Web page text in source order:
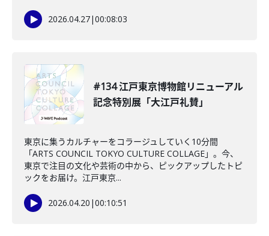
2026.04.27|00:08:03
#134 江戸東京博物館リニューアル
記念特別展「大江戸礼賛」
東京に集うカルチャーをコラージュしていく10分間
「ARTS COUNCIL TOKYO CULTURE COLLAGE」。今、
東京で注目の文化や芸術の中から、ピックアップしたトピ
ックをお届け。江戸東京...
2026.04.20 |00:10:51